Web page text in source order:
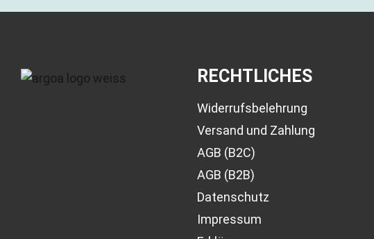
RECHTLICHES
Widerrufsbelehrung
Versand und Zahlung
AGB (B2C)
AGB (B2B)
Datenschutz
Impressum